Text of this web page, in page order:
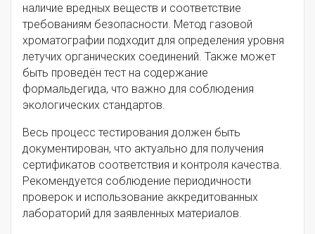
наличие вредных веществ и соответствие
требованиям безопасности. Метод газовой
хроматографии подходит для определения уровня
летучих органических соединений. Также может
быть проведён тест на содержание
формальдегида, что важно для соблюдения
экологических стандартов.
Весь процесс тестирования должен быть
документирован, что актуально для получения
сертификатов соответствия и контроля качества.
Рекомендуется соблюдение периодичности
проверок и использование аккредитованных
лабораторий для заявленных материалов.